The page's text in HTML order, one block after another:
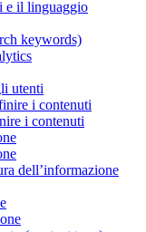
e il linguaggio
keywords)
utenti
i contenuti
i contenuti
dell’informazione